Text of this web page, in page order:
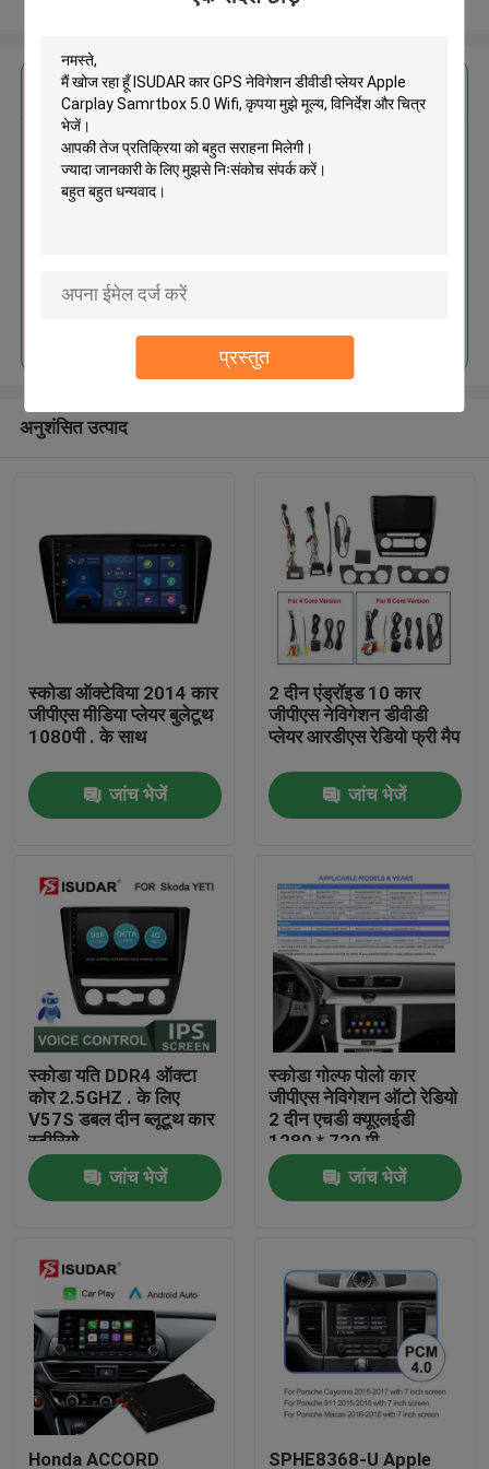
प्रस्तुत
उत्पादों
हमारे बारे में
कारखाना भ्रमण
गुणवत्ता नियंत्रण
संपर्क करें
मामलों
एक उद्धरण का अनुरोध करें
Shopping
सबसे उत्तम प्रतिदान प्राप्त करें
ISUDAR कार GPS नेविगेशन डीवीडी
प्लेयर Apple Carplay Samrtbox 5.0
अनुशंसित उत्पाद
स्कोडा ऑक्टेविया 2014 कार
जीपीएस मीडिया प्लेयर बुलेटूथ
1080पी . के साथ
जांच भेजें
2 दीन एंड्रॉइड 10 कार
जीपीएस नेविगेशन डीवीडी
प्लेयर आरडीएस रेडियो फ्री मैप
जांच भेजें
स्कोडा यति DDR4 ऑक्टा
कोर 2.5GHZ . के लिए
V57S डबल दीन ब्लूटूथ कार
स्टीरियो
जांच भेजें
स्कोडा गोल्फ पोलो कार
जीपीएस नेविगेशन ऑटो रेडियो
2 दीन एचडी क्यूएलईडी
1280 * 720 पी
जांच भेजें
Honda ACCORD SPHE8368-U Apple